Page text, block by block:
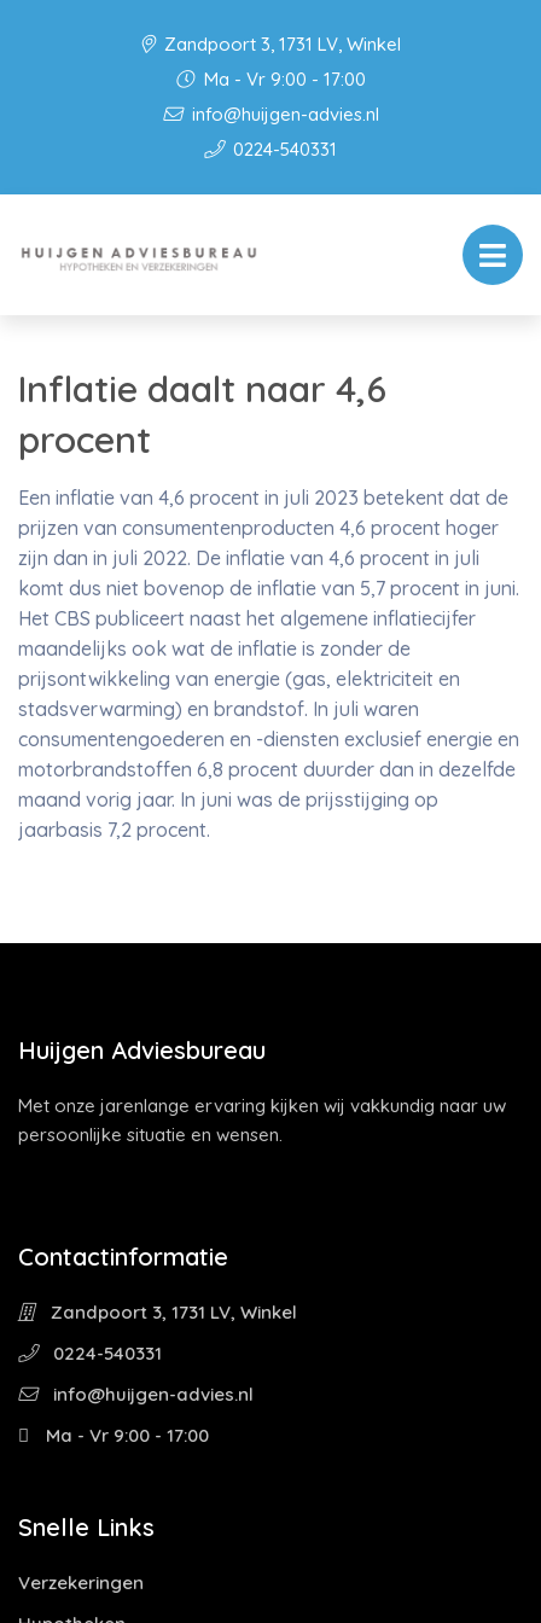
Zandpoort 3, 1731 LV, Winkel
Ma - Vr 9:00 - 17:00
info@huijgen-advies.nl
0224-540331
Inflatie daalt naar 4,6
procent
Een inflatie van 4,6 procent in juli 2023 betekent dat de
prijzen van consumentenproducten 4,6 procent hoger
zijn dan in juli 2022. De inflatie van 4,6 procent in juli
komt dus niet bovenop de inflatie van 5,7 procent in juni.
Het CBS publiceert naast het algemene inflatiecijfer
maandelijks ook wat de inflatie is zonder de
prijsontwikkeling van energie (gas, elektriciteit en
stadsverwarming) en brandstof. In juli waren
consumentengoederen en -diensten exclusief energie en
motorbrandstoffen 6,8 procent duurder dan in dezelfde
maand vorig jaar. In juni was de prijsstijging op
jaarbasis 7,2 procent.
Huijgen Adviesbureau
Met onze jarenlange ervaring kijken wij vakkundig naar uw
persoonlijke situatie en wensen.
Contactinformatie
Zandpoort 3, 1731 LV, Winkel
0224-540331
info@huijgen-advies.nl
Ma - Vr 9:00 - 17:00
Snelle Links
Verzekeringen